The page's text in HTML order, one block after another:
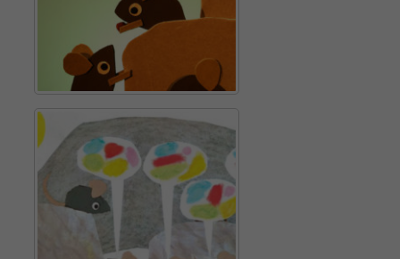
Necessàries